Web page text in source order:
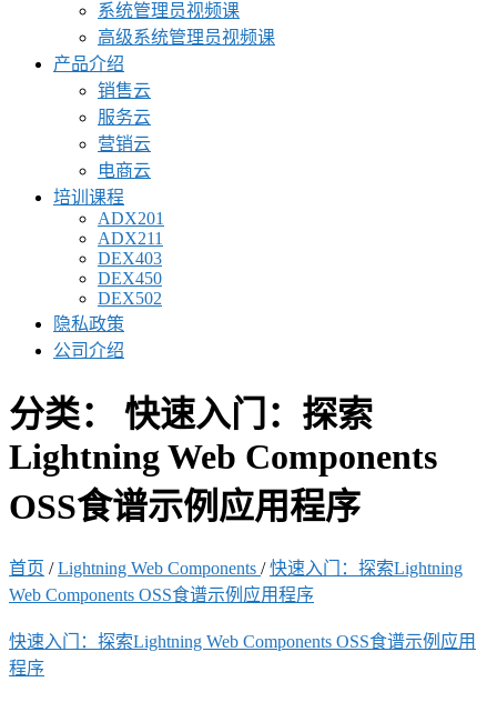
系统管理员视频课
高级系统管理员视频课
产品介绍
销售云
服务云
营销云
电商云
培训课程
ADX201
ADX211
DEX403
DEX450
DEX502
隐私政策
公司介绍
分类： 快速入门：探索
Lightning Web Components
OSS食谱示例应用程序
首页 / Lightning Web Components / 快速入门：探索Lightning
Web Components OSS食谱示例应用程序
快速入门：探索Lightning Web Components OSS食谱示例应用
程序